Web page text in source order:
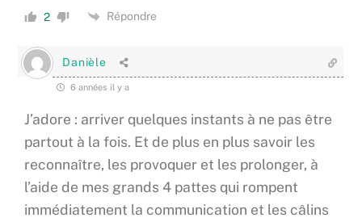
2 Répondre
Danièle
6 années il y a
J’adore : arriver quelques instants à ne pas être
partout à la fois. Et de plus en plus savoir les
reconnaître, les provoquer et les prolonger, à
l’aide de mes grands 4 pattes qui rompent
immédiatement la communication et les câlins